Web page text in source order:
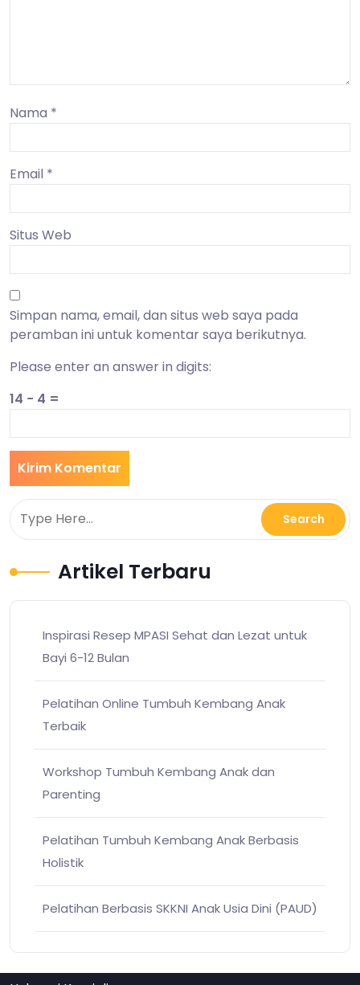
Nama *
Email *
Situs Web
Simpan nama, email, dan situs web saya pada
peramban ini untuk komentar saya berikutnya.
Please enter an answer in digits:
14 − 4 =
Artikel Terbaru
Inspirasi Resep MPASI Sehat dan Lezat untuk
Bayi 6-12 Bulan
Pelatihan Online Tumbuh Kembang Anak
Terbaik
Workshop Tumbuh Kembang Anak dan
Parenting
Pelatihan Tumbuh Kembang Anak Berbasis
Holistik
Pelatihan Berbasis SKKNI Anak Usia Dini (PAUD)